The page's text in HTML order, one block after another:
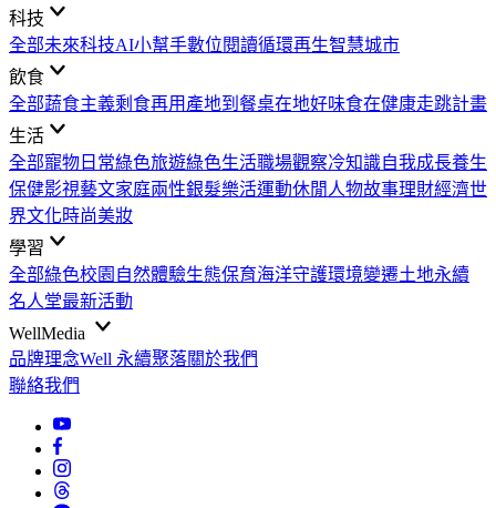
科技
全部未來科技AI小幫手數位閱讀循環再生智慧城市
飲食
全部蔬食主義剩食再用 產地到餐桌在地好味食在健康走跳計畫
生活
全部寵物日常綠色旅遊綠色生活職場觀察冷知識自我成長養生
保健影視藝文家庭兩性銀髮樂活運動休閒 人物故事理財經濟世
界文化時尚美妝
學習
全部綠色校園 自然體驗生態保育海洋守護環境變遷土地永續
名人堂最新活動
WellMedia
品牌理念Well 永續聚落關於我們
聯絡我們